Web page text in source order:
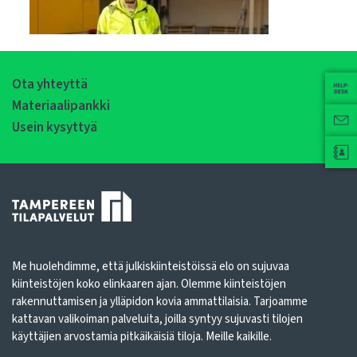
Ota yhteyttä
Materiaalipankki
Usein kysyttyä
Me huolehdimme, että julkiskiinteistöissä elo on sujuvaa
kiinteistöjen koko elinkaaren ajan. Olemme kiinteistöjen
rakennuttamisen ja ylläpidon kovia ammattilaisia. Tarjoamme
kattavan valikoiman palveluita, joilla syntyy sujuvasti tilojen
käyttäjien arvostamia pitkäikäisiä tiloja. Meille kaikille.